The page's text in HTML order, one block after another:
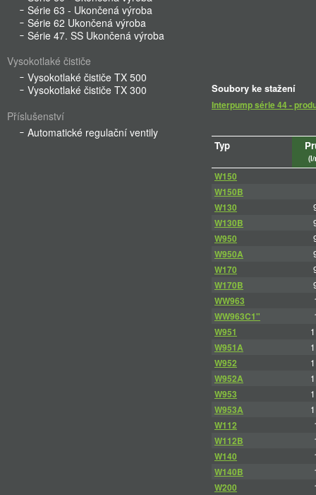
Soubory ke stažení
Interpump série 44 -
Typ
W150
W150B
W130
W130B
W950
W950A
W170
W170B
WW963
WW963C1"
W951
W951A
W952
W952A
W953
W953A
W112
W112B
W140
W140B
W200
Série 63 - Ukončená výroba
Série 62 Ukončená výroba
Série 47. SS Ukončená výroba
Vysokotlaké čističe
Vysokotlaké čističe TX 500
Vysokotlaké čističe TX 300
Příslušenství
Automatické regulační ventily